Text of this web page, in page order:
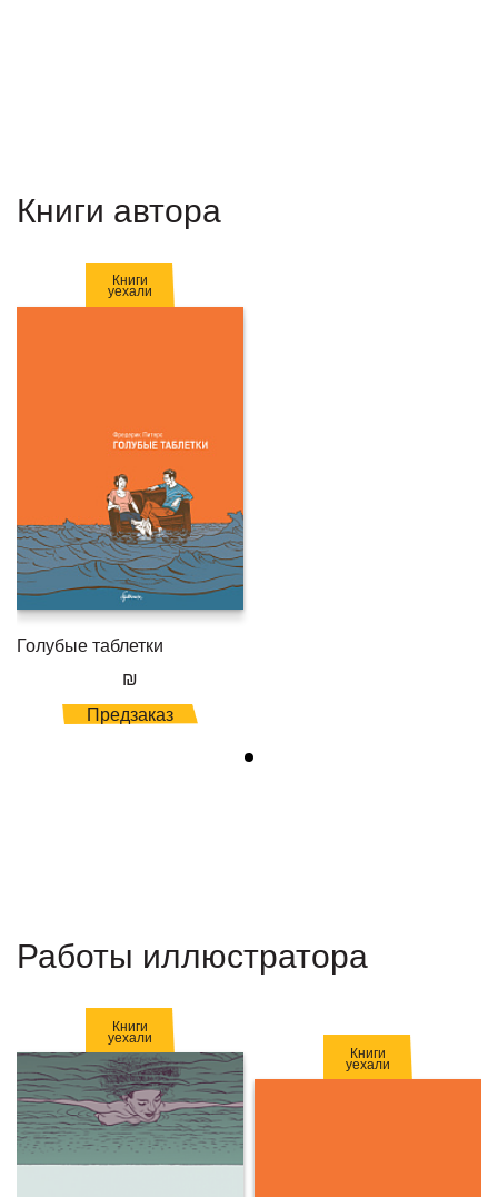
Книги автора
Книги
уехали
Голубые таблетки
₪
Предзаказ
Работы иллюстратора
Книги
уехали
Книги
уехали